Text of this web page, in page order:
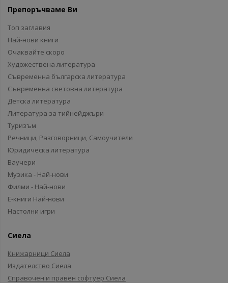
Препоръчваме Ви
Топ заглавия
Най-нови книги
Очаквайте скоро
Художествена литература
Съвременна българска литература
Съвременна световна литература
Детска литература
Литература за тийнейджъри
Туризъм
Речници, Разговорници, Самоучители
Юридическа литература
Ваучери
Музика - Най-нови
Филми - Най-нови
Е-книги Най-нови
Настолни игри
Сиела
Книжарници Сиела
Издателство Сиела
Справочен и правен софтуер Сиела